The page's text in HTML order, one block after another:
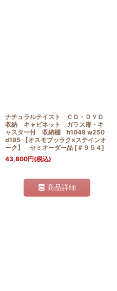
ナチュラルテイスト ＣＤ・ＤＶＤ
収納 キャビネット ガラス扉・キ
ャスター付 収納棚 h1049 w250
d195 【オスモブッラク×ステインオ
ーク】 セミオーダー品 [ ＃９５４]
43,800円(税込)
商品詳細